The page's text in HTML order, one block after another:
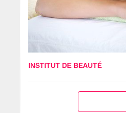
INSTITUT DE BEAUTÉ